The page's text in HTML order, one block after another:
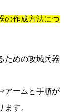
の作成方法につ
ための攻城兵器
ームと手順が
す。